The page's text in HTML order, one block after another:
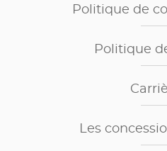
Politique de
Politique
Les